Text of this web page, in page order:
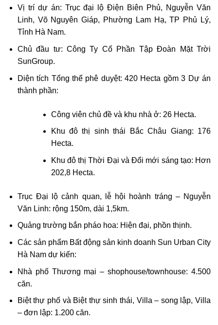
Vị trí dự án: Trục đại lộ Điện Biên Phủ, Nguyễn Văn
Linh, Võ Nguyên Giáp, Phường Lam Hạ, TP Phủ Lý,
Tỉnh Hà Nam.
Chủ đầu tư: Công Ty Cổ Phần Tập Đoàn Mặt Trời
SunGroup.
Diện tích Tổng thể phê duyệt: 420 Hecta gồm 3 Dự án
thành phần:
Công viên chủ đề và khu nhà ở: 26 Hecta.
Khu đô thị sinh thái Bắc Châu Giang: 176
Hecta.
Khu đô thị Thời Đại và Đổi mới sáng tạo: Hơn
202,8 Hecta.
Trục Đại lộ cảnh quan, lễ hội hoành tráng – Nguyễn
Văn Linh: rộng 150m, dài 1,5km.
Quảng trường bắn pháo hoa: Hiện đại, phồn thịnh.
Các sản phẩm Bất động sản kinh doanh Sun Urban City
Hà Nam dự kiến:
Nhà phố Thương mại – shophouse/townhouse: 4.500
căn.
Biệt thự phố và Biệt thự sinh thái, Villa – song lập, Villa
– đơn lập: 1.200 căn.